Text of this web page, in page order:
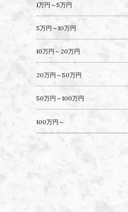
1万円～5万円
5万円～10万円
10万円～20万円
20万円～50万円
50万円～100万円
100万円～